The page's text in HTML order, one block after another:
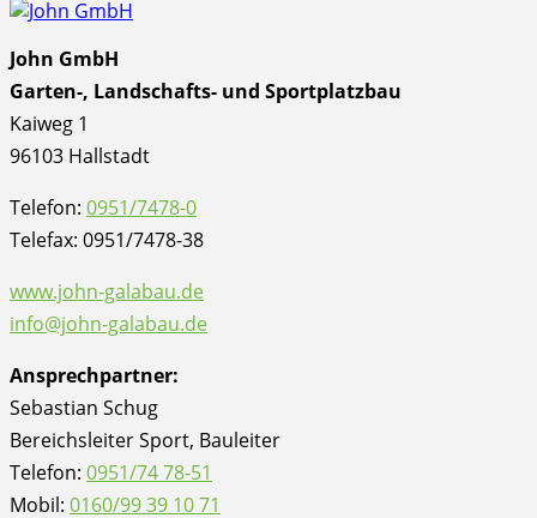
John GmbH
Garten-, Landschafts- und Sportplatzbau
Kaiweg 1
96103 Hallstadt
Telefon: 0951/7478-0
Telefax: 0951/7478-38
www.john-galabau.de
info@john-galabau.de
Ansprechpartner:
Sebastian Schug
Bereichsleiter Sport, Bauleiter
Telefon: 0951/74 78-51
Mobil: 0160/99 39 10 71